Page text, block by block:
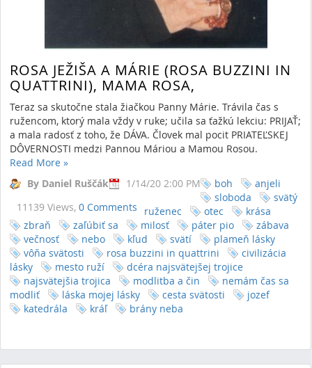
ROSA JEŽIŠA A MÁRIE (ROSA BUZZINI IN
QUATTRINI), MAMA ROSA,
Teraz sa skutočne stala žiačkou Panny Márie. Trávila čas s
ružencom, ktorý mala vždy v ruke; učila sa ťažkú lekciu: PRIJAŤ;
a mala radosť z toho, že DÁVA. Človek mal pocit PRIATEĽSKEJ
DÔVERNOSTI medzi Pannou Máriou a Mamou Rosou.
Read More »
By Daniel Ruščák
1/14/20 2:00 PM
11139 Views, 0 Comments
boh
anjeli
sloboda
svätý
ruženec
otec
krása
zbraň
zaľúbiť sa milosť páter pio
zábava
večnosť
nebo kľud svätí
plameň lásky
vôňa svätosti
rosa buzzini in quattrini
civilizácia
lásky
mesto ruží
dcéra najsvätejšej trojice
najsvätejšia trojica
modlitba a čin
nemám čas sa
modliť
láska mojej lásky cesta svätosti
jozef
katedrála
kráľ brány neba